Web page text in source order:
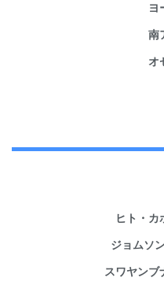
ヨ
南
オ
ヒト・カ
ジョムソ
スワヤンブ